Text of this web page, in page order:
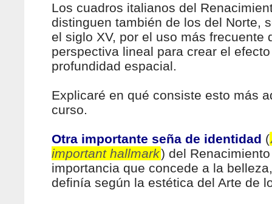
Los cuadros italianos del
distinguen también de los del Norte,
el siglo XV, por el uso más frecuente
perspectiva lineal para crear el
profundidad espacial.
Explicaré en qué consiste esto más
curso.
Otra importante seña de identidad (
important hallmark) del
importancia que concede a la
definía según la estética del Arte de